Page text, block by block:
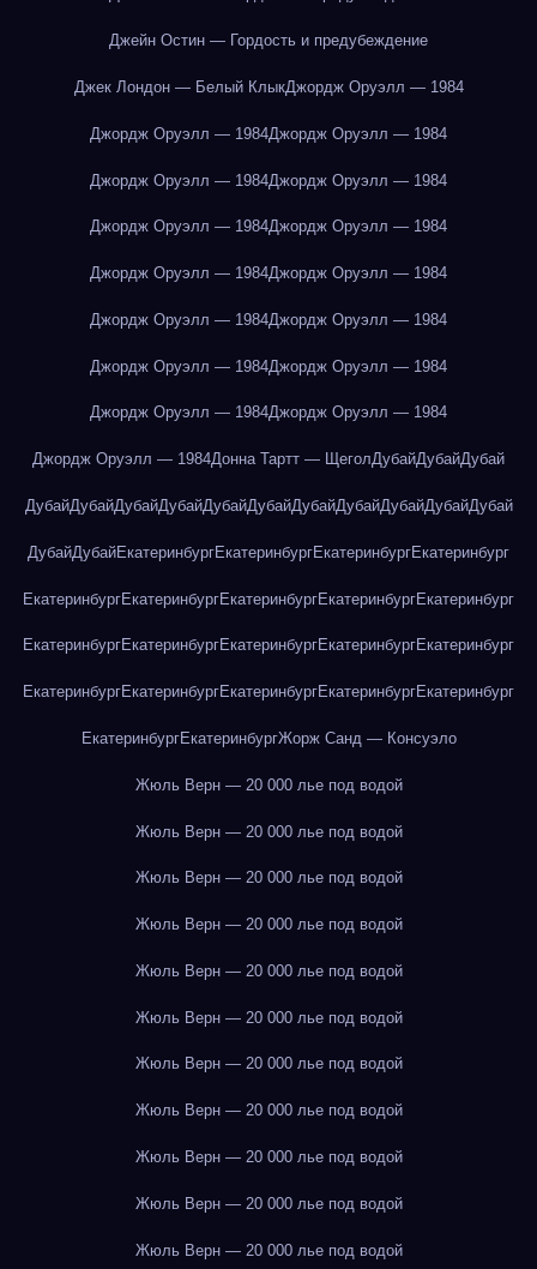
Джейн Остин — Гордость и предубеждение
Джек Лондон — Белый КлыкДжордж Оруэлл — 1984
Джордж Оруэлл — 1984Джордж Оруэлл — 1984
Джордж Оруэлл — 1984Джордж Оруэлл — 1984
Джордж Оруэлл — 1984Джордж Оруэлл — 1984
Джордж Оруэлл — 1984Джордж Оруэлл — 1984
Джордж Оруэлл — 1984Джордж Оруэлл — 1984
Джордж Оруэлл — 1984Джордж Оруэлл — 1984
Джордж Оруэлл — 1984Джордж Оруэлл — 1984
Джордж Оруэлл — 1984Донна Тартт — ЩеголДубайДубайДубай
ДубайДубайДубайДубайДубайДубайДубайДубайДубайДубайДубай
ДубайДубайЕкатеринбургЕкатеринбургЕкатеринбургЕкатеринбург
ЕкатеринбургЕкатеринбургЕкатеринбургЕкатеринбургЕкатеринбург
ЕкатеринбургЕкатеринбургЕкатеринбургЕкатеринбургЕкатеринбург
ЕкатеринбургЕкатеринбургЕкатеринбургЕкатеринбургЕкатеринбург
ЕкатеринбургЕкатеринбургЖорж Санд — Консуэло
Жюль Верн — 20 000 лье под водой
Жюль Верн — 20 000 лье под водой
Жюль Верн — 20 000 лье под водой
Жюль Верн — 20 000 лье под водой
Жюль Верн — 20 000 лье под водой
Жюль Верн — 20 000 лье под водой
Жюль Верн — 20 000 лье под водой
Жюль Верн — 20 000 лье под водой
Жюль Верн — 20 000 лье под водой
Жюль Верн — 20 000 лье под водой
Жюль Верн — 20 000 лье под водой